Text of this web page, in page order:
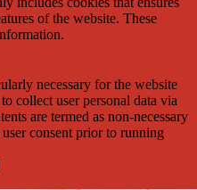
of the website. These
necessary for the website
collect user personal data via
are termed as non-necessary
consent prior to running